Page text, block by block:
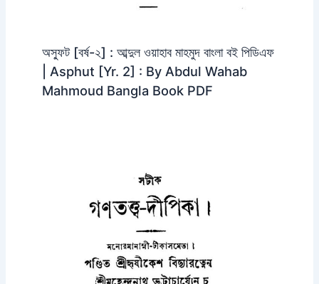
অস্ফুট [বর্ষ-২] : আব্দুল ওয়াহাব মাহমুদ বাংলা বই পিডিএফ
| Asphut [Yr. 2] : By Abdul Wahab
Mahmoud Bangla Book PDF